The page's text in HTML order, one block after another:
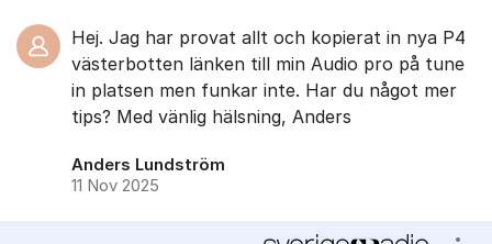
Hej. Jag har provat allt och kopierat in nya P4
västerbotten länken till min Audio pro på tune
in platsen men funkar inte. Har du något mer
tips? Med vänlig hälsning, Anders
Anders Lundström
11 Nov 2025